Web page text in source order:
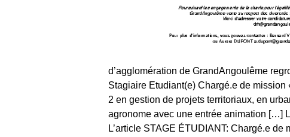
d’agglomération de GrandAngoulême
Stagiaire Etudiant(e) Chargé.e de
2 en gestion de projets territoriaux, en
agronome avec une entrée animation […]
L’article STAGE ÉTUDIANT: Chargé.e